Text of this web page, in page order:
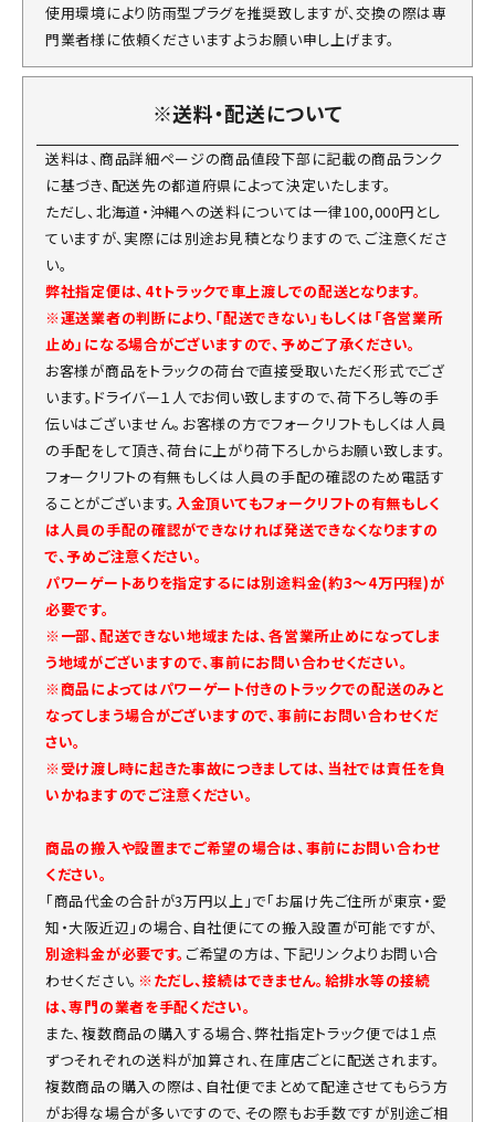
使用環境により防雨型プラグを推奨致しますが、交換の際は専
門業者様に依頼くださいますようお願い申し上げます。
※送料・配送について
送料は、商品詳細ページの商品値段下部に記載の商品ランク
に基づき、配送先の都道府県によって決定いたします。
ただし、北海道・沖縄への送料については一律100,000円とし
ていますが、実際には別途お見積となりますので、ご注意くださ
い。
弊社指定便は、4tトラックで車上渡しでの配送となります。
※運送業者の判断により、「配送できない」もしくは「各営業所
止め」になる場合がございますので、予めご了承ください。
お客様が商品をトラックの荷台で直接受取いただく形式でござ
います。ドライバー１人でお伺い致しますので、荷下ろし等の手
伝いはございません。お客様の方でフォークリフトもしくは人員
の手配をして頂き、荷台に上がり荷下ろしからお願い致します。
フォークリフトの有無もしくは人員の手配の確認のため電話す
ることがございます。 入金頂いてもフォークリフトの有無もしく
は人員の手配の確認ができなければ発送できなくなりますの
で、予めご注意ください。
パワーゲートありを指定するには別途料金(約3～4万円程)が
必要です。
※一部、配送できない地域または、各営業所止めになってしま
う地域がございますので、事前にお問い合わせください。
※商品によってはパワーゲート付きのトラックでの配送のみと
なってしまう場合がございますので、事前にお問い合わせくだ
さい。
※受け渡し時に起きた事故につきましては、当社では責任を負
いかねますのでご注意ください。
商品の搬入や設置までご希望の場合は、事前にお問い合わせ
ください。
「商品代金の合計が3万円以上」で「お届け先ご住所が東京・愛
知・大阪近辺」の場合、自社便にての搬入設置が可能ですが、
別途料金が必要です。 ご希望の方は、下記リンクよりお問い合
わせください。 ※ただし、接続はできません。給排水等の接続
は、専門の業者を手配ください。
また、複数商品の購入する場合、弊社指定トラック便では１点
ずつそれぞれの送料が加算され、在庫店ごとに配送されます。
複数商品の購入の際は、自社便でまとめて配達させてもらう方
がお得な場合が多いですので、その際もお手数ですが別途ご相